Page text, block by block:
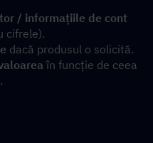
/ informațiile de cont
cifrele).
dacă produsul o solicită.
în funcție de ceea